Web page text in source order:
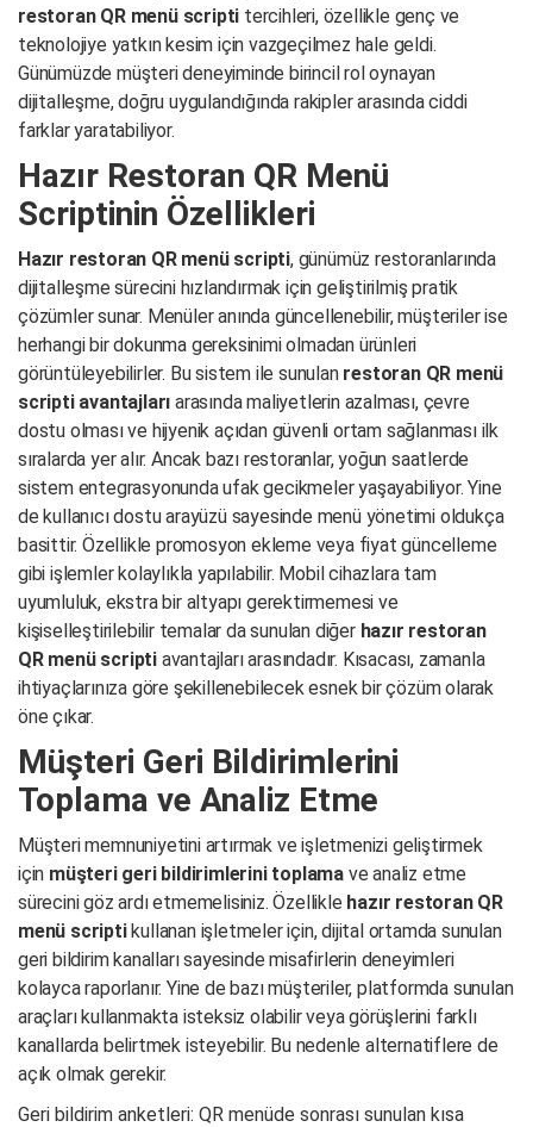
restoran QR menü scripti tercihleri, özellikle genç ve
teknolojiye yatkın kesim için vazgeçilmez hale geldi.
Günümüzde müşteri deneyiminde birincil rol oynayan
dijitalleşme, doğru uygulandığında rakipler arasında ciddi
farklar yaratabiliyor.
Hazır Restoran QR Menü
Scriptinin Özellikleri
Hazır restoran QR menü scripti, günümüz restoranlarında
dijitalleşme sürecini hızlandırmak için geliştirilmiş pratik
çözümler sunar. Menüler anında güncellenebilir, müşteriler ise
herhangi bir dokunma gereksinimi olmadan ürünleri
görüntüleyebilirler. Bu sistem ile sunulan restoran QR menü
scripti avantajları arasında maliyetlerin azalması, çevre
dostu olması ve hijyenik açıdan güvenli ortam sağlanması ilk
sıralarda yer alır. Ancak bazı restoranlar, yoğun saatlerde
sistem entegrasyonunda ufak gecikmeler yaşayabiliyor. Yine
de kullanıcı dostu arayüzü sayesinde menü yönetimi oldukça
basittir. Özellikle promosyon ekleme veya fiyat güncelleme
gibi işlemler kolaylıkla yapılabilir. Mobil cihazlara tam
uyumluluk, ekstra bir altyapı gerektirmemesi ve
kişiselleştirilebilir temalar da sunulan diğer hazır restoran
QR menü scripti avantajları arasındadır. Kısacası, zamanla
ihtiyaçlarınıza göre şekillenebilecek esnek bir çözüm olarak
öne çıkar.
Müşteri Geri Bildirimlerini
Toplama ve Analiz Etme
Müşteri memnuniyetini artırmak ve işletmenizi geliştirmek
için müşteri geri bildirimlerini toplama ve analiz etme
sürecini göz ardı etmemelisiniz. Özellikle hazır restoran QR
menü scriptikullanan işletmeler için, dijital ortamda sunulan
geri bildirim kanalları sayesinde misafirlerin deneyimleri
kolayca raporlanır. Yine de bazı müşteriler, platformda sunulan
araçları kullanmakta isteksiz olabilir veya görüşlerini farklı
kanallarda belirtmek isteyebilir. Bu nedenle alternatiflere de
açık olmak gerekir.
Geri bildirim anketleri: QR menüde sonrası sunulan kısa